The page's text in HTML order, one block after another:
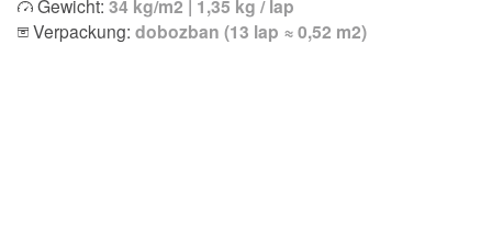
Gewicht: 34 kg/m2 | 1,35 kg / lap
Verpackung: dobozban (13 lap ≈ 0,52 m2)